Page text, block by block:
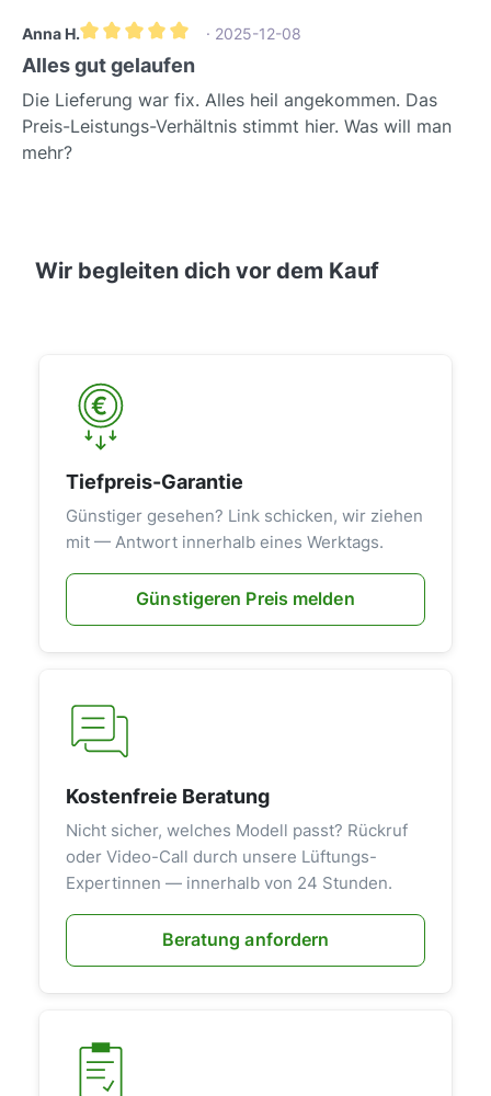
Anna H.
Durchschnittliche Bewertung von 5 von 5 Sternen
· 2025-12-08
Alles gut gelaufen
Die Lieferung war fix. Alles heil angekommen. Das
Preis-Leistungs-Verhältnis stimmt hier. Was will man
mehr?
Wir begleiten dich vor dem Kauf
Tiefpreis-Garantie
Günstiger gesehen? Link schicken, wir ziehen
mit — Antwort innerhalb eines Werktags.
Günstigeren Preis melden
Kostenfreie Beratung
Nicht sicher, welches Modell passt? Rückruf
oder Video-Call durch unsere Lüftungs-
Expertinnen — innerhalb von 24 Stunden.
Beratung anfordern